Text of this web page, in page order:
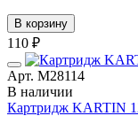
В корзину
110 ₽
Арт. М28114
В наличии
Картридж KARTIN